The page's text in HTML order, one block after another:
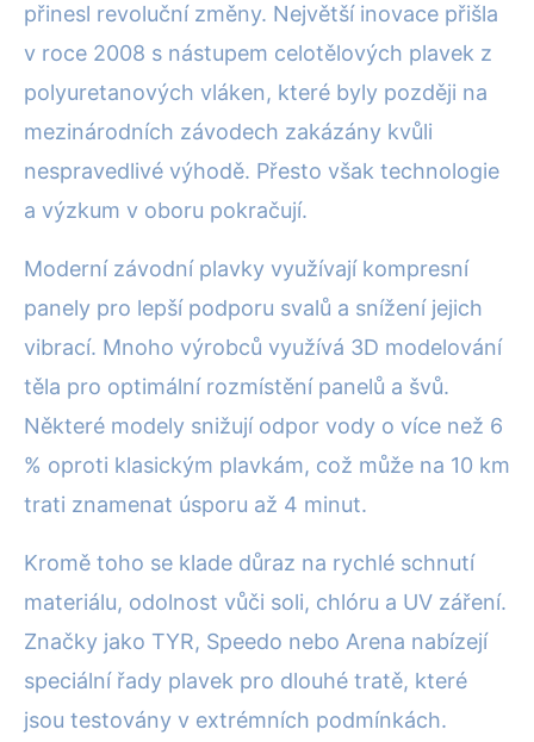
přinesl revoluční změny. Největší inovace přišla
v roce 2008 s nástupem celotělových plavek z
polyuretanových vláken, které byly později na
mezinárodních závodech zakázány kvůli
nespravedlivé výhodě. Přesto však technologie
a výzkum v oboru pokračují.
Moderní závodní plavky využívají kompresní
panely pro lepší podporu svalů a snížení jejich
vibrací. Mnoho výrobců využívá 3D modelování
těla pro optimální rozmístění panelů a švů.
Některé modely snižují odpor vody o více než 6
% oproti klasickým plavkám, což může na 10 km
trati znamenat úsporu až 4 minut.
Kromě toho se klade důraz na rychlé schnutí
materiálu, odolnost vůči soli, chlóru a UV záření.
Značky jako TYR, Speedo nebo Arena nabízejí
speciální řady plavek pro dlouhé tratě, které
jsou testovány v extrémních podmínkách.